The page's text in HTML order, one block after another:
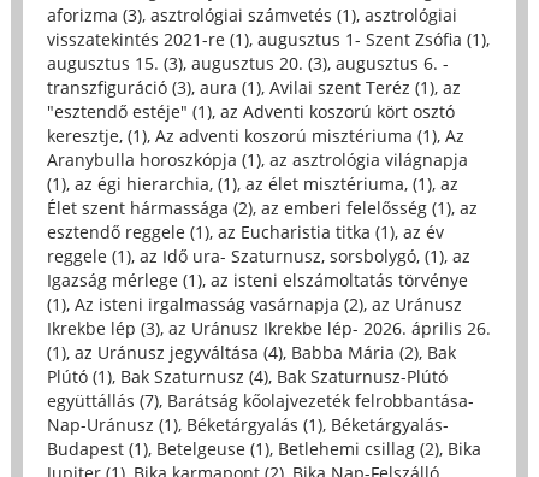
aforizma (3), asztrológiai számvetés (1), asztrológiai
visszatekintés 2021-re (1), augusztus 1- Szent Zsófia (1),
augusztus 15. (3), augusztus 20. (3), augusztus 6. -
transzfiguráció (3), aura (1), Avilai szent Teréz (1), az
"esztendő estéje" (1), az Adventi koszorú kört osztó
keresztje, (1), Az adventi koszorú misztériuma (1), Az
Aranybulla horoszkópja (1), az asztrológia világnapja
(1), az égi hierarchia, (1), az élet misztériuma, (1), az
Élet szent hármassága (2), az emberi felelősség (1), az
esztendő reggele (1), az Eucharistia titka (1), az év
reggele (1), az Idő ura- Szaturnusz, sorsbolygó, (1), az
Igazság mérlege (1), az isteni elszámoltatás törvénye
(1), Az isteni irgalmasság vasárnapja (2), az Uránusz
Ikrekbe lép (3), az Uránusz Ikrekbe lép- 2026. április 26.
(1), az Uránusz jegyváltása (4), Babba Mária (2), Bak
Plútó (1), Bak Szaturnusz (4), Bak Szaturnusz-Plútó
együttállás (7), Barátság kőolajvezeték felrobbantása-
Nap-Uránusz (1), Béketárgyalás (1), Béketárgyalás-
Budapest (1), Betelgeuse (1), Betlehemi csillag (2), Bika